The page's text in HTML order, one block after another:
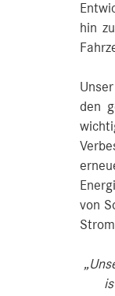
hin
den
von